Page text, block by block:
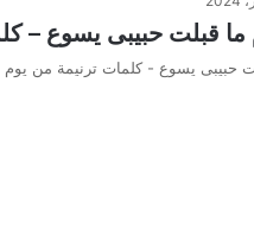
ما قبلت حبيبى يسوع –
حبيبى يسوع - كلمات ترنيمة من